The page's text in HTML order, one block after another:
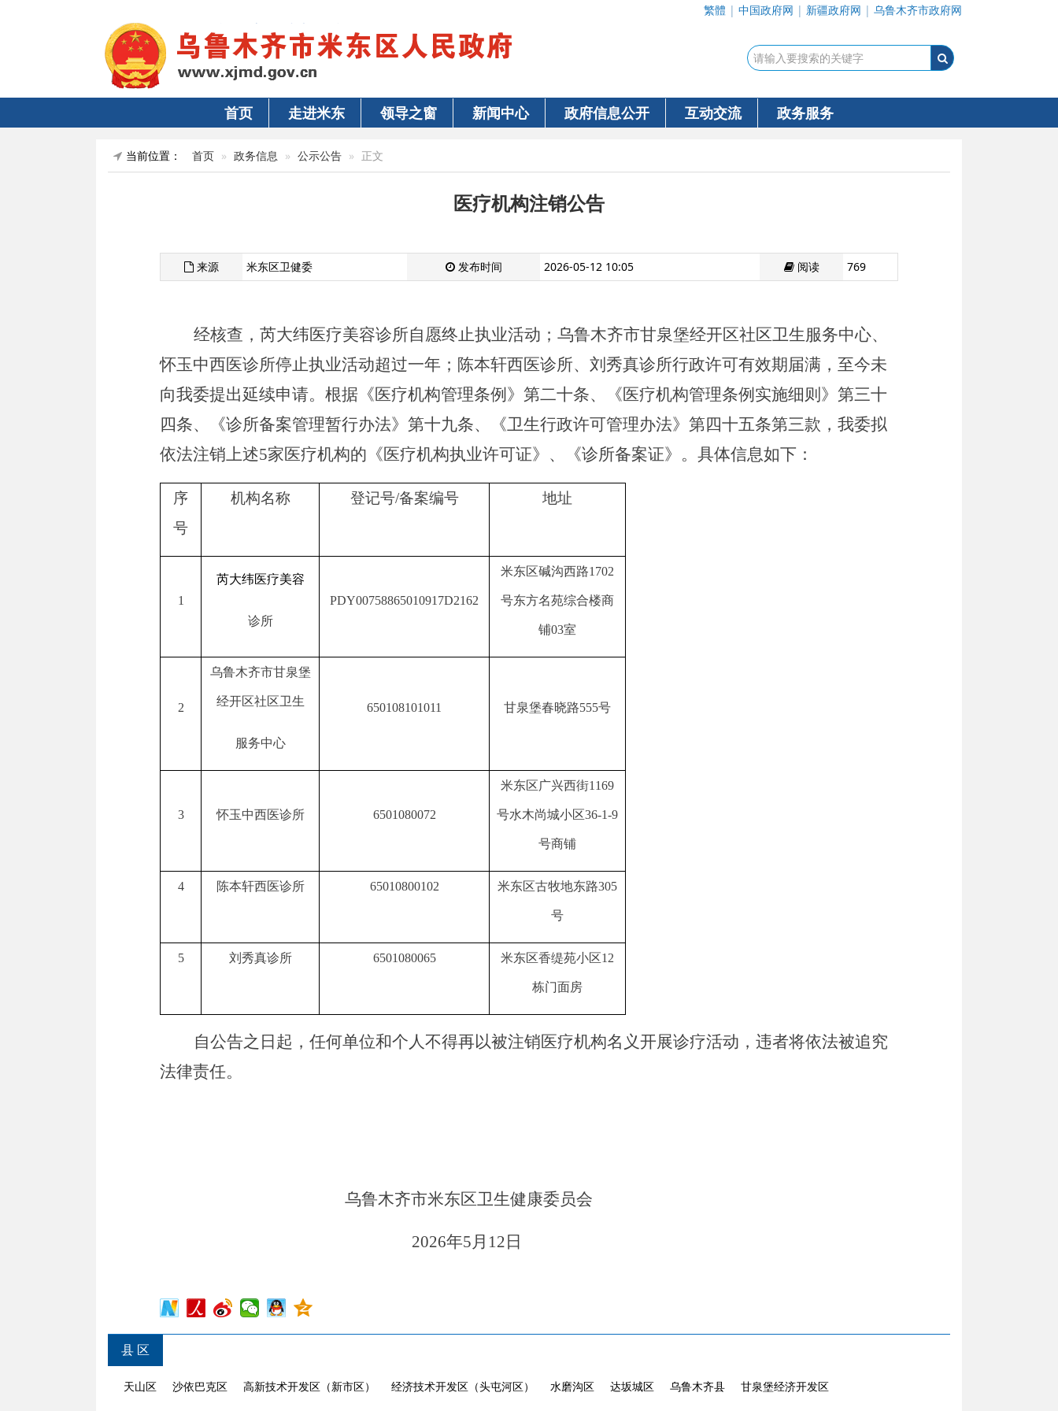
繁體 | 中国政府网 | 新疆政府网 | 乌鲁木齐市政府网
首页 走进米东 领导之窗 新闻中心 政府信息公开 互动交流 政务服务
当前位置： 首页 政务信息 公示公告 正文
医疗机构注销公告
来源 米东区卫健委 发布时间 2026-05-12 10:05 阅读 769
经核查， 芮大纬医疗美容诊所自愿终止执业活动 ；乌鲁木齐市甘泉堡经开区社区卫生服务中心、
怀玉中西医诊所停止执业活动超过一年 ；陈本轩西医诊所、刘秀真诊所行政许可有效期届满，至今未
向我委提出延续申请。 根据 《医疗机构管理条例》第二十条、《医疗机构管理条例实施细则》第三十
四条、
《诊所备案管理暂行办法》 第十九条、《卫生行政许可管理办法》第四十五条第三款， 我委拟
依法注销上述5家医疗机构的《医疗机构执业许可证》、《诊所备案证》。具体信息如下：
序
号
机构名称 登记号/备案编号 地址
1
芮大纬医疗美容
诊所
PDY00758865010917D2162
米东区碱沟西路1702
号东方名苑综合楼商
铺03室
2
乌鲁木齐市甘泉堡
经开区社区卫生
服务中心
650108101011 甘泉堡春晓路555号
3 怀玉中西医诊所 6501080072
米东区广兴西街1169
号水木尚城小区36-1-9
号商铺
4 陈本轩西医诊所 65010800102 米东区古牧地东路305
号
5 刘秀真诊所 6501080065 米东区香缇苑小区12
栋门面房
自公告之日起，任何单位和个人不得再以被注销医疗机构名义开展诊疗活动，违者将依法被追究
法律责任。
乌鲁木齐市米东区卫生健康委员会
2026年5月 12 日
县 区
天山区 沙依巴克区 高新技术开发区（新市区） 经济技术开发区（头屯河区） 水磨沟区 达坂城区 乌鲁木齐县 甘泉堡经济开发区